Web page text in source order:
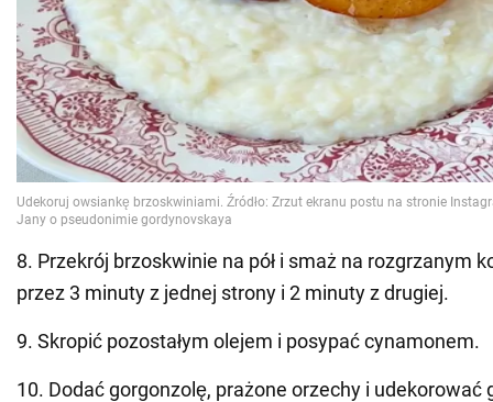
8. Przekrój brzoskwinie na pół i smaż na rozgrzanym
przez 3 minuty z jednej strony i 2 minuty z drugiej.
9. Skropić pozostałym olejem i posypać cynamonem.
10. Dodać gorgonzolę, prażone orzechy i udekorować